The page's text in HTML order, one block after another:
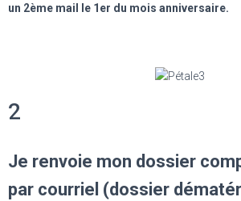
un 2ème mail le 1er du mois anniversaire.
2
Je renvoie mon dossier
par courriel (dossier